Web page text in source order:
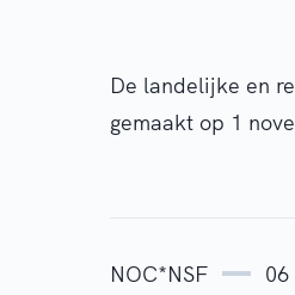
De landelijke en
gemaakt op 1
NOC*NSF 06